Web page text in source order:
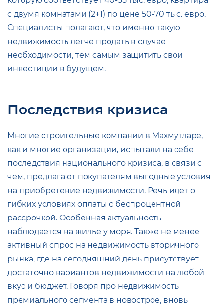
с двумя комнатами (2+1) по цене 50-70 тыс. евро.
Специалисты полагают, что именно такую
недвижимость легче продать в случае
необходимости, тем самым защитить свои
инвестиции в будущем.
Последствия кризиса
Многие строительные компании в Махмутларе,
как и многие организации, испытали на себе
последствия национального кризиса, в связи с
чем, предлагают покупателям выгодные условия
на приобретение недвижимости. Речь идет о
гибких условиях оплаты с беспроцентной
рассрочкой. Особенная актуальность
наблюдается на жилье у моря. Также не менее
активный спрос на недвижимость вторичного
рынка, где на сегодняшний день присутствует
достаточно вариантов недвижимости на любой
вкус и бюджет. Говоря про недвижимость
премиального сегмента в новострое, вновь